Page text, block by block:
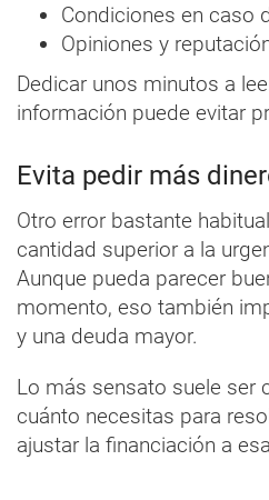
Condiciones en caso
Opiniones y
Dedicar unos minutos a
información puede evitar
Evita pedir más
Otro error bastante
cantidad superior a la
Aunque pueda parecer
momento, eso también
y una deuda mayor.
Lo más sensato suele ser
cuánto necesitas para
ajustar la financiación a